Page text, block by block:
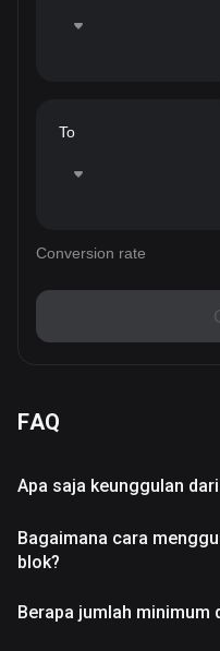
To
Conversion rate
FAQ
Apa saja keunggulan
Bagaimana cara
blok?
Berapa jumlah minimum